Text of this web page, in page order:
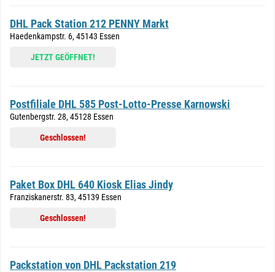
DHL Pack Station 212 PENNY Markt
Haedenkampstr. 6, 45143 Essen
JETZT GEÖFFNET!
Postfiliale DHL 585 Post-Lotto-Presse Karnowski
Gutenbergstr. 28, 45128 Essen
Geschlossen!
Paket Box DHL 640 Kiosk Elias Jindy
Franziskanerstr. 83, 45139 Essen
Geschlossen!
Packstation von DHL Packstation 219